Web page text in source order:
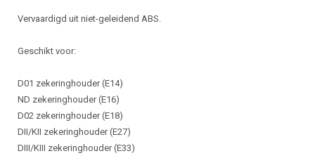
Vervaardigd uit niet-geleidend ABS.
Geschikt voor:
D01 zekeringhouder (E14)
ND zekeringhouder (E16)
D02 zekeringhouder (E18)
DII/KII zekeringhouder (E27)
DIII/KIII zekeringhouder (E33)